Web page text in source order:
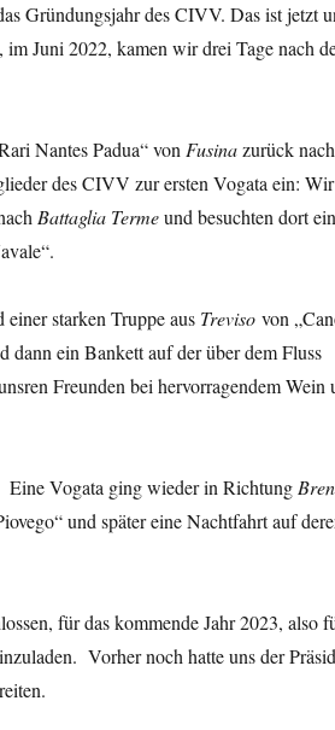
Gründungsjahr des CIVV. Das ist jetzt
im Juni 2022, kamen wir drei Tage nach
Nantes Padua“ von Fusinazurück nach
des CIVV zur ersten Vogata ein: Wir
Battaglia Termeund besuchten dort
starken Truppe aus Treviso von
ein Bankett auf der über dem Fluss
Freunden bei hervorragendem Wein
Eine Vogata ging wieder in Richtung
und später eine Nachtfahrt auf
für das kommende Jahr 2023, also
Vorher noch hatte uns der